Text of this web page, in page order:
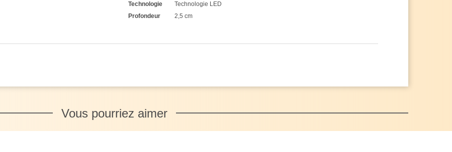
Technologie
Technologie LED
Profondeur
2,5 cm
Vous pourriez aimer